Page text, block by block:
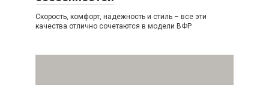
Скорость, комфорт, надежность и стиль – все эти
качества отлично сочетаются в модели ВФР